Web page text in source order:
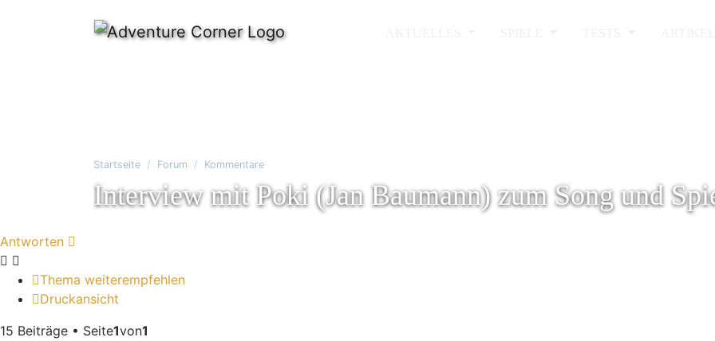
Startseite Forum Kommentare
Interview mit Poki (Jan Baumann) zum Song und
Antworten
Thema weiterempfehlen
Druckansicht
15 Beiträge • Seite1von1